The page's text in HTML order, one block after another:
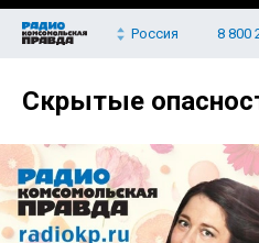
Россия 8 800
Скрытые